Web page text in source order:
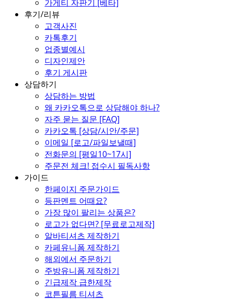
가게티 자판기 [베타]
후기/리뷰
고객사진
카톡후기
업종별예시
디자인제안
후기 게시판
상담하기
상담하는 방법
왜 카카오톡으로 상담해야 하나?
자주 묻는 질문 [FAQ]
카카오톡 [상담/시안/주문]
이메일 [로고/파일보낼때]
전화문의 [평일10~17시]
주문전 체크! 접수시 필독사항
가이드
한페이지 주문가이드
등판멘트 어때요?
가장 많이 팔리는 상품은?
로고가 없다면? [무료로고제작]
알바티셔츠 제작하기
카페유니폼 제작하기
해외에서 주문하기
주방유니폼 제작하기
긴급제작 급한제작
코튼필름 티셔츠